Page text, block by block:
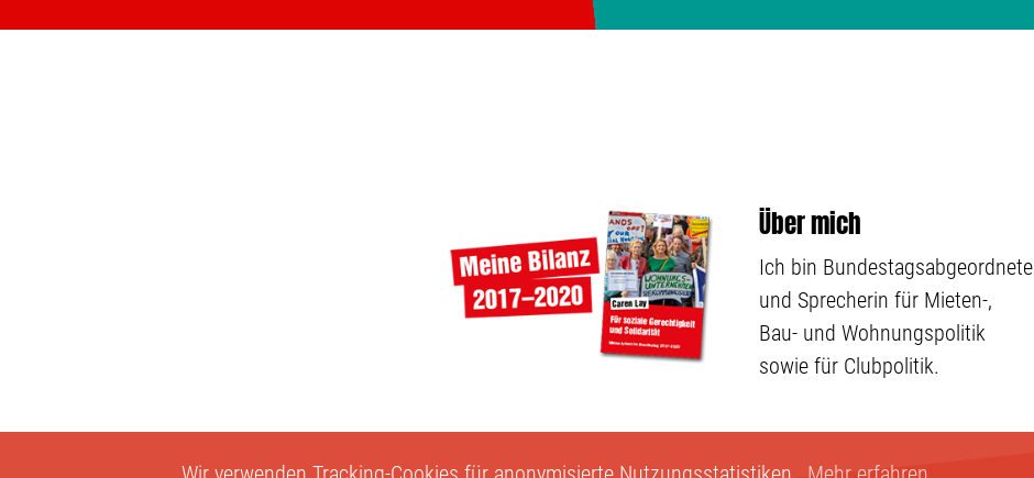
Über mich
Ich bin Bundestagsabgeordnete
und Sprecherin für Mieten-,
Bau- und Wohnungspolitik
sowie für Clubpolitik.